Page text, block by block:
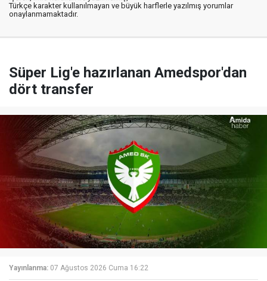
Türkçe karakter kullanılmayan ve büyük harflerle yazılmış yorumlar
onaylanmamaktadır.
Süper Lig'e hazırlanan Amedspor'dan
dört transfer
Yayınlanma: 07 Ağustos 2026 Cuma 16:22